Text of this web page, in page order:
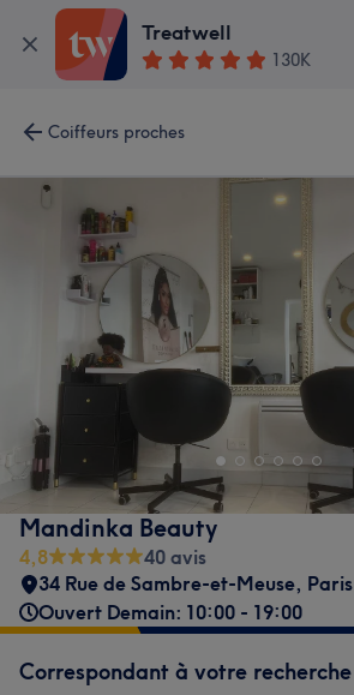
Treatwell
130K
Coiffeurs proches
Mandinka Beauty
4,8
40 avis
34 Rue de Sambre-et-Meuse, Paris
Ouvert Demain: 10:00 - 19:00
Correspondant à votre recherche